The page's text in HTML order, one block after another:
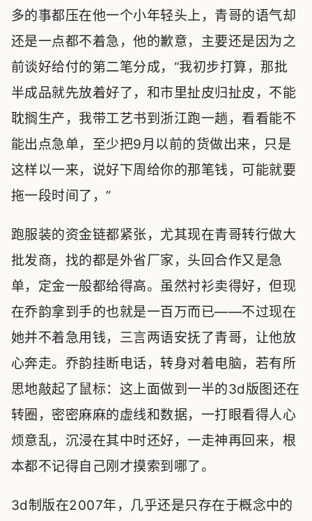
多的事都压在他一个小年轻头上，青哥的语气却
还是一点都不着急，他的歉意，主要还是因为之
前谈好给付的第二笔分成，“我初步打算，那批
半成品就先放着好了，和市里扯皮归扯皮，不能
耽搁生产，我带工艺书到浙江跑一趟，看看能不
能出点急单，至少把9月以前的货做出来，只是
这样以一来，说好下周给你的那笔钱，可能就要
拖一段时间了，”
跑服装的资金链都紧张，尤其现在青哥转行做大
批发商，找的都是外省厂家，头回合作又是急
单，定金一般都给得高。虽然衬衫卖得好，但现
在乔韵拿到手的也就是一百万而已——不过现在
她并不着急用钱，三言两语安抚了青哥，让他放
心奔走。乔韵挂断电话，转身对着电脑，若有所
思地敲起了鼠标：这上面做到一半的3d版图还在
转圈，密密麻麻的虚线和数据，一打眼看得人心
烦意乱，沉浸在其中时还好，一走神再回来，根
本都不记得自己刚才摸索到哪了。
3d制版在2007年，几乎还是只存在于概念中的